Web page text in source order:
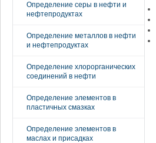
Определение серы в нефти и
нефтепродуктах
Определение металлов в нефти
и нефтепродуктах
Определение хлорорганических
соединений в нефти
Определение элементов в
пластичных смазках
Определение элементов в
маслах и присадках